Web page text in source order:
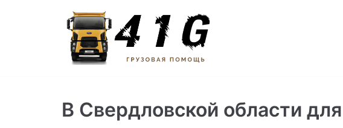
содержимому
В Свердловской области